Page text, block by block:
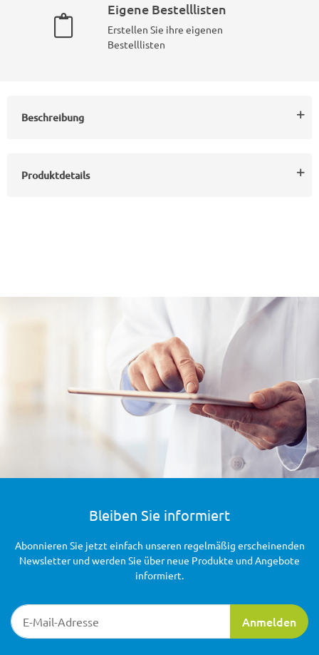
Eigene Bestelllisten
Erstellen Sie ihre eigenen
Bestelllisten
Beschreibung
Produktdetails
Bleiben Sie informiert
Newsletter-Registrierung
Anmelden
Abonnieren Sie jetzt einfach unseren regelmäßig erscheinenden
Newsletter und werden Sie über neue Produkte und Angebote
informiert.